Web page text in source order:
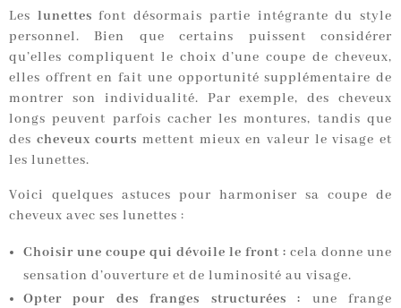
Les lunettes font désormais partie intégrante du style
personnel. Bien que certains puissent considérer
qu’elles compliquent le choix d’une coupe de cheveux,
elles offrent en fait une opportunité supplémentaire de
montrer son individualité. Par exemple, des cheveux
longs peuvent parfois cacher les montures, tandis que
des cheveux courts mettent mieux en valeur le visage et
les lunettes.
Voici quelques astuces pour harmoniser sa coupe de
cheveux avec ses lunettes :
Choisir une coupe qui dévoile le front : cela donne une
sensation d’ouverture et de luminosité au visage.
Opter pour des franges structurées : une frange